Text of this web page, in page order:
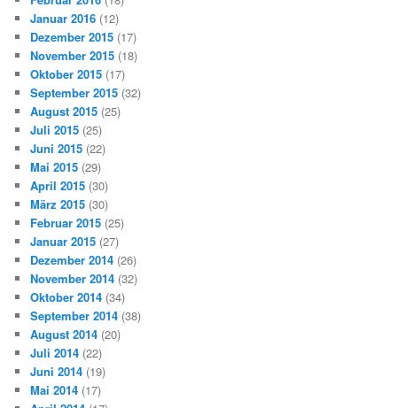
Januar 2016 (12)
Dezember 2015 (17)
November 2015 (18)
Oktober 2015 (17)
September 2015 (32)
August 2015 (25)
Juli 2015 (25)
Juni 2015 (22)
Mai 2015 (29)
April 2015 (30)
März 2015 (30)
Februar 2015 (25)
Januar 2015 (27)
Dezember 2014 (26)
November 2014 (32)
Oktober 2014 (34)
September 2014 (38)
August 2014 (20)
Juli 2014 (22)
Juni 2014 (19)
Mai 2014 (17)